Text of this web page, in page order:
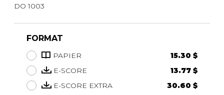
DO 1003
FORMAT
PAPIER
15.30 $
E-SCORE
13.77 $
E-SCORE EXTRA
30.60 $